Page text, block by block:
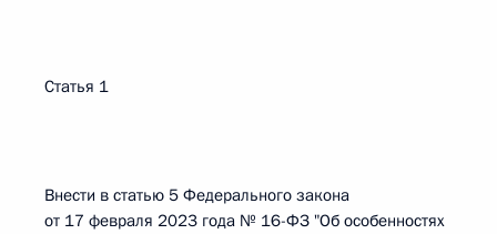
Статья 1
Внести в статью 5 Федерального закона
от 17 февраля 2023 года № 16-ФЗ "Об особенностях